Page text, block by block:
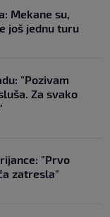
Mekane su,
još jednu turu
"Pozivam
Za svako
"Prvo
zatresla"